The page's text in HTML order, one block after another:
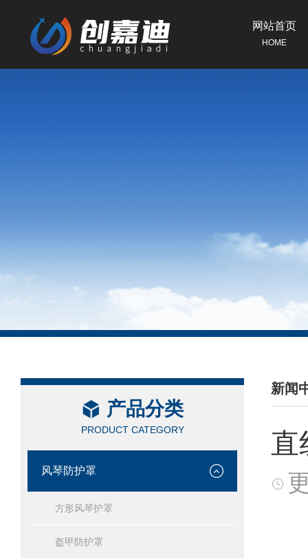
网站首页
HOME
产品分类
PRODUCT CATEGORY
风琴防护罩
方形风琴护罩
盔甲防护罩
新闻
/
直